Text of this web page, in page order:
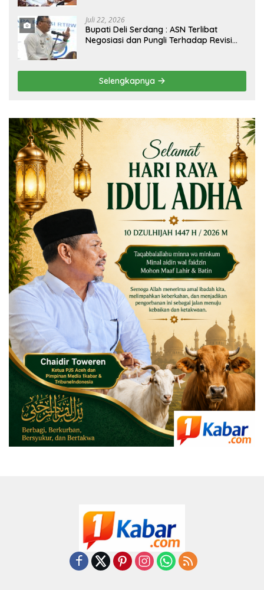
Juli 22, 2026
Bupati Deli Serdang : ASN Terlibat
Negosiasi dan Pungli Terhadap Revisi
Selengkapnya